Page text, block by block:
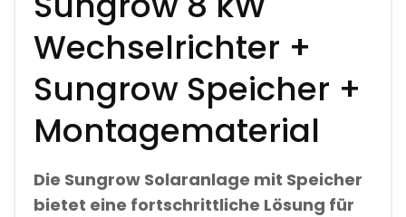
Wechselrichter +
Sungrow Speicher +
Montagematerial
Die Sungrow Solaranlage mit Speicher
bietet eine fortschrittliche Lösung für